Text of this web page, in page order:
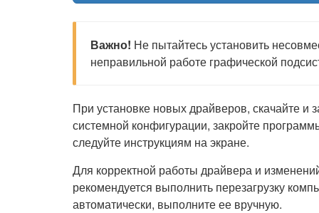
Важно! Не пытайтесь установить
неправильной работе графической
При установке новых драйверов, скачайте и
системной конфигурации, закройте
следуйте инструкциям на экране.
Для корректной работы драйвера и
рекомендуется выполнить перезагрузку
автоматически, выполните ее вручную.